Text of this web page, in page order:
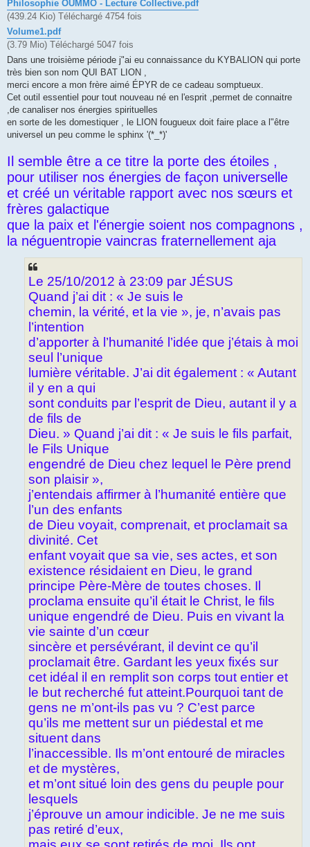
Philosophie OUMMO - Lecture Collective.pdf
(439.24 Kio) Téléchargé 4754 fois
Volume1.pdf
(3.79 Mio) Téléchargé 5047 fois
Dans une troisième période j"ai eu connaissance du KYBALION qui porte
très bien son nom QUI BAT LION ,
merci encore a mon frère aimé ÉPYR de ce cadeau somptueux.
Cet outil essentiel pour tout nouveau né en l'esprit ,permet de connaitre
,de canaliser nos énergies spirituelles
en sorte de les domestiquer , le LION fougueux doit faire place a l"être
universel un peu comme le sphinx '(*_*)'
Il semble être a ce titre la porte des étoiles ,
pour utiliser nos énergies de façon universelle
et créé un véritable rapport avec nos sœurs et
frères galactique
que la paix et l'énergie soient nos compagnons ,
la néguentropie vaincras fraternellement aja
Le 25/10/2012 à 23:09 par JÉSUS
Quand j’ai dit : « Je suis le
chemin, la vérité, et la vie », je, n’avais pas
l’intention
d’apporter à l’humanité l’idée que j’étais à moi
seul l’unique
lumière véritable. J’ai dit également : « Autant
il y en a qui
sont conduits par l’esprit de Dieu, autant il y a
de fils de
Dieu. » Quand j’ai dit : « Je suis le fils parfait,
le Fils Unique
engendré de Dieu chez lequel le Père prend
son plaisir »,
j’entendais affirmer à l’humanité entière que
l’un des enfants
de Dieu voyait, comprenait, et proclamait sa
divinité. Cet
enfant voyait que sa vie, ses actes, et son
existence résidaient en Dieu, le grand
principe Père-Mère de toutes choses. Il
proclama ensuite qu’il était le Christ, le fils
unique engendré de Dieu. Puis en vivant la
vie sainte d’un cœur
sincère et persévérant, il devint ce qu’il
proclamait être. Gardant les yeux fixés sur
cet idéal il en remplit son corps tout entier et
le but recherché fut atteint.Pourquoi tant de
gens ne m’ont-ils pas vu ? C’est parce
qu’ils me mettent sur un piédestal et me
situent dans
l’inaccessible. Ils m’ont entouré de miracles
et de mystères,
et m’ont situé loin des gens du peuple pour
lesquels
j’éprouve un amour indicible. Je ne me suis
pas retiré d’eux,